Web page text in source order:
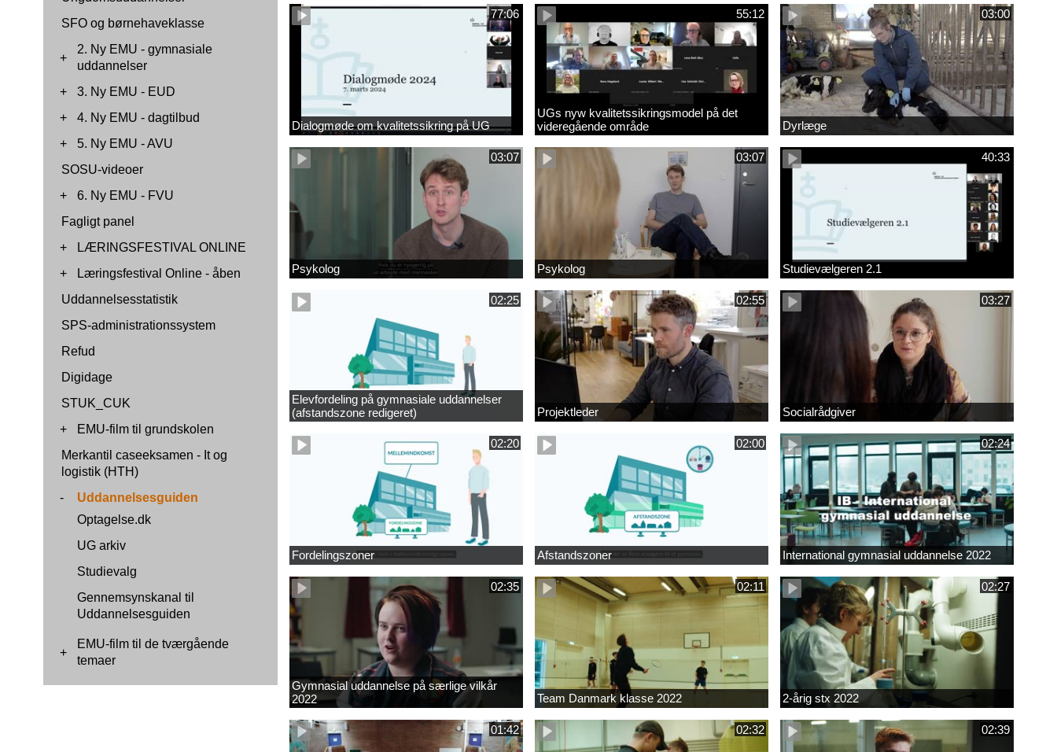
SFO og børnehaveklasse
+
2. Ny EMU - gymnasiale
uddannelser
+
3. Ny EMU - EUD
+
4. Ny EMU - dagtilbud
+
5. Ny EMU - AVU
SOSU-videoer
+
6. Ny EMU - FVU
Fagligt panel
+
LÆRINGSFESTIVAL ONLINE
+
Læringsfestival Online - åben
Uddannelsesstatistik
SPS-administrationssystem
Refud
Digidage
STUK_CUK
+
EMU-film til grundskolen
Merkantil caseeksamen - It og
logistik (HTH)
-
Uddannelsesguiden
Optagelse.dk
UG arkiv
Studievalg
Gennemsynskanal til
Uddannelsesguiden
+
EMU-film til de tværgående
temaer
77:06
Dialogmøde om kvalitetssikring på UG
55:12
UGs nyw kvalitetssikringsmodel på det
videregående område
03:00
Dyrlæge
03:07
Psykolog
03:07
Psykolog
40:33
Studievælgeren 2.1
02:25
Elevfordeling på gymnasiale uddannelser
(afstandszone redigeret)
02:55
Projektleder
03:27
Socialrådgiver
02:20
Fordelingszoner
02:00
Afstandszoner
02:24
International gymnasial uddannelse 2022
02:35
Gymnasial uddannelse på særlige vilkår
2022
02:11
Team Danmark klasse 2022
02:27
2-årig stx 2022
01:42 02:32 02:39